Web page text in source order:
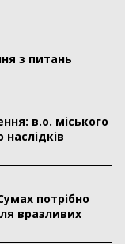
з питань
в.о. міського
потрібно
вразливих